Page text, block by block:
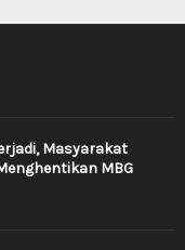
Masyarakat
MBG